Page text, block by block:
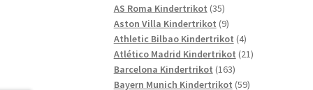
Produkte
AS Roma Kindertrikot 3535
Produkte
Aston Villa Kindertrikot 99
Produkte
Athletic Bilbao Kindertrikot 44
Produkte
Atlético Madrid Kindertrikot 2121
Barcelona Kindertrikot 163163
Produkte
Bayern Munich Kindertrikot 5959